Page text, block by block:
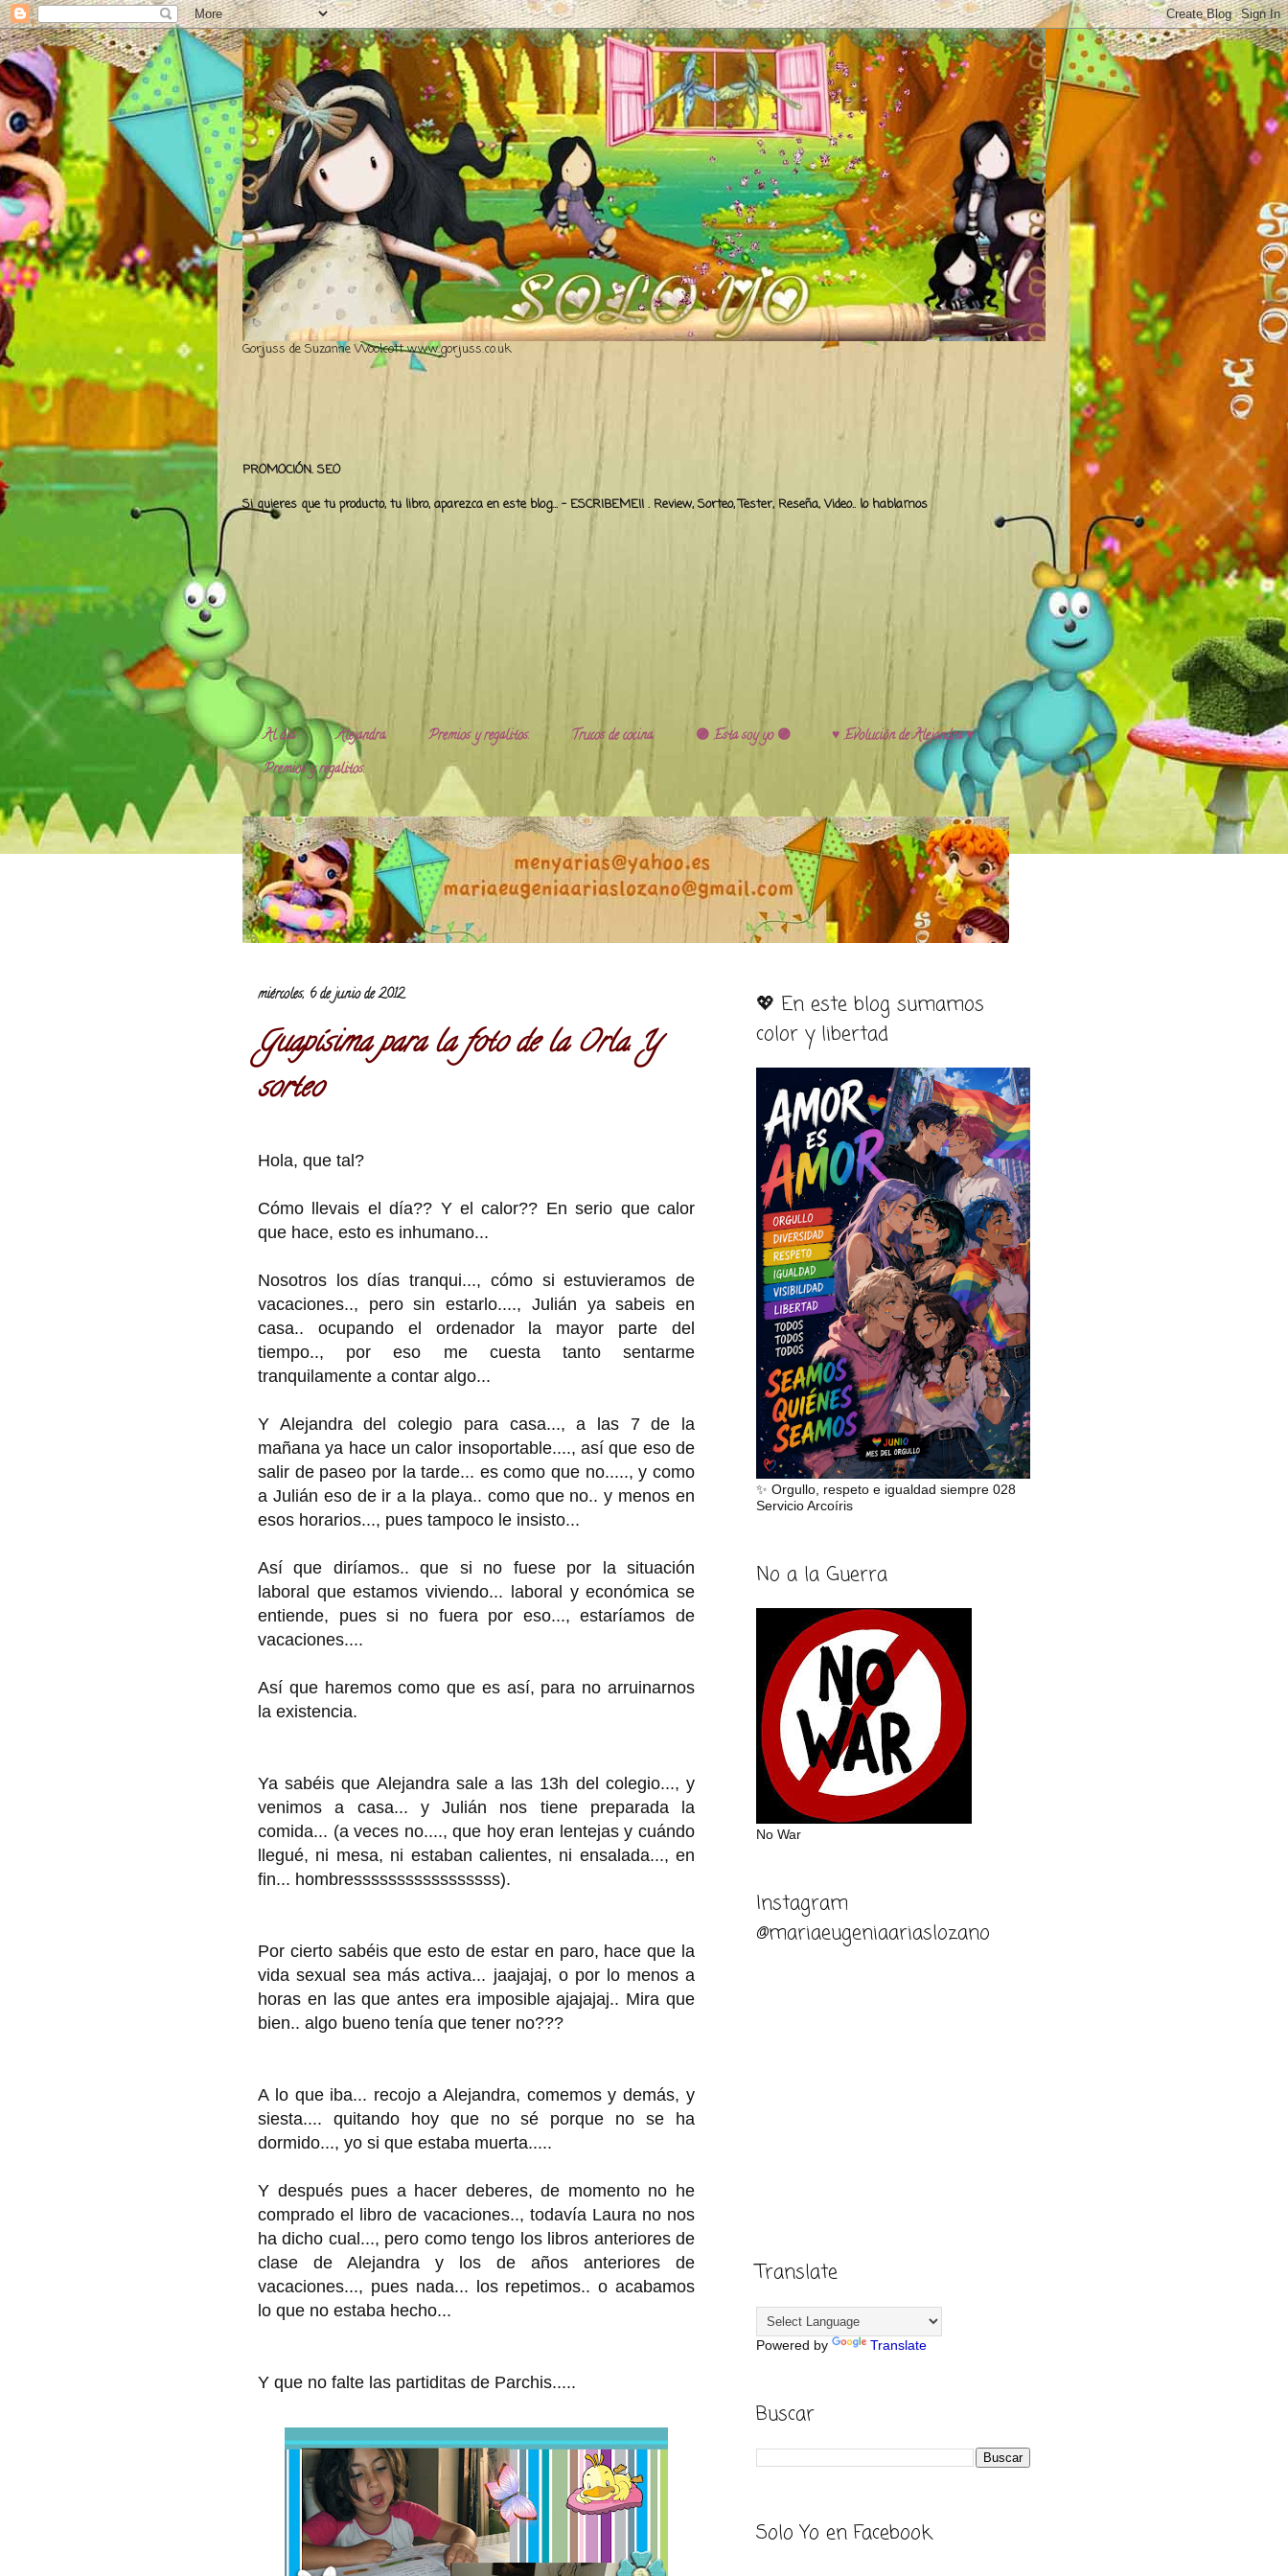
Gorjuss de Suzanne Woolcott www.gorjuss.co.uk
PROMOCIÓN. SEO
Si quieres que tu producto, tu libro, aparezca en este blog... - ESCRIBEME!! . Review, Sorteo, Tester, Reseña, Video.. lo hablamos
Al día Alejandra. Premios y regalitos. Trucos de cocina. 🟣 Esta soy yo 🟣
♥️ Evolución de Alejandra ♥️
Premios y regalitos.
miércoles, 6 de junio de 2012
Guapísima para la foto de la Orla. Y
sorteo
Hola, que tal?
Cómo llevais el día?? Y el calor?? En serio que calor
que hace, esto es inhumano...
Nosotros los días tranqui..., cómo si estuvieramos de
vacaciones.., pero sin estarlo...., Julián ya sabeis en
casa.. ocupando el ordenador la mayor parte del
tiempo.., por eso me cuesta tanto sentarme
tranquilamente a contar algo...
Y Alejandra del colegio para casa..., a las 7 de la
mañana ya hace un calor insoportable...., así que eso de
salir de paseo por la tarde... es como que no....., y como
a Julián eso de ir a la playa.. como que no.. y menos en
esos horarios..., pues tampoco le insisto...
Así que diríamos.. que si no fuese por la situación
laboral que estamos viviendo... laboral y económica se
entiende, pues si no fuera por eso..., estaríamos de
vacaciones....
Así que haremos como que es así, para no arruinarnos
la existencia.
Ya sabéis que Alejandra sale a las 13h del colegio..., y
venimos a casa... y Julián nos tiene preparada la
comida... (a veces no...., que hoy eran lentejas y cuándo
llegué, ni mesa, ni estaban calientes, ni ensalada..., en
fin... hombresssssssssssssssss).
Por cierto sabéis que esto de estar en paro, hace que la
vida sexual sea más activa... jaajajaj, o por lo menos a
horas en las que antes era imposible ajajajaj.. Mira que
bien.. algo bueno tenía que tener no???
A lo que iba... recojo a Alejandra, comemos y demás, y
siesta.... quitando hoy que no sé porque no se ha
dormido..., yo si que estaba muerta.....
Y después pues a hacer deberes, de momento no he
comprado el libro de vacaciones.., todavía Laura no nos
ha dicho cual..., pero como tengo los libros anteriores de
clase de Alejandra y los de años anteriores de
vacaciones..., pues nada... los repetimos.. o acabamos
lo que no estaba hecho...
Y que no falte las partiditas de Parchis.....
💖 En este blog sumamos
color y libertad
✨ Orgullo, respeto e igualdad siempre 028
Servicio Arcoíris
No a la Guerra
No War
Instagram
@mariaeugeniaariaslozano
Translate
Powered by Translate
Buscar
Solo Yo en Facebook